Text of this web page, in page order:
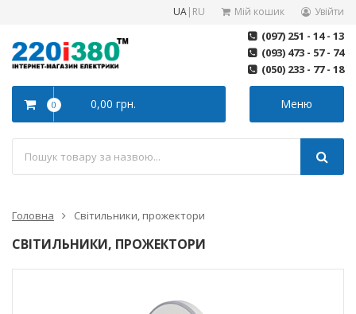
UA| RU Мій кошик Увійти
(097) 251 - 14 - 13
(093) 473 - 57 - 74
(050) 233 - 77 - 18
Меню
0 0,00 грн.
Головна Світильники, прожектори
СВІТИЛЬНИКИ, ПРОЖЕКТОРИ